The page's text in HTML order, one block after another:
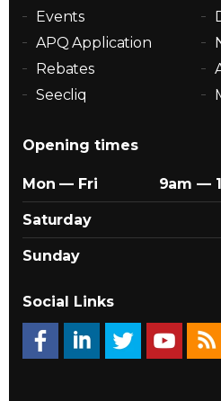
Events
APQ Application
Rebates
Seecliq
Opening times
Mon — Fri 9am —
Saturday
Sunday
Social Links